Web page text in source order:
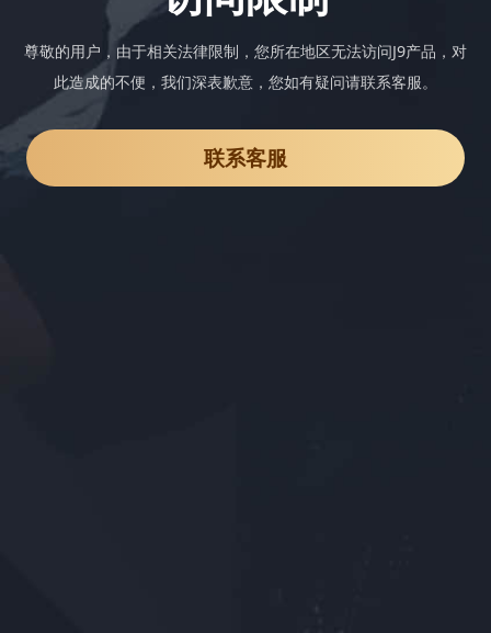
尊敬的用户，由于相关法律限制，您所在地区无法访问J9产品，对
此造成的不便，我们深表歉意，您如有疑问请联系客服。
联系客服